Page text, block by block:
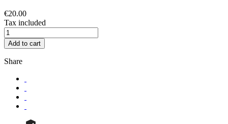
€20.00
Tax included
Add to cart
Share